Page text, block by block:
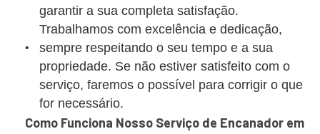
garantir a sua completa satisfação.
Trabalhamos com excelência e dedicação,
sempre respeitando o seu tempo e a sua
propriedade. Se não estiver satisfeito com o
serviço, faremos o possível para corrigir o que
for necessário.
Como Funciona Nosso Serviço de Encanador em